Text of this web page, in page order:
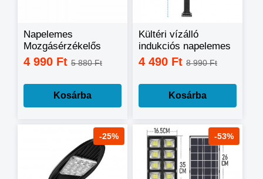
Napelemes
Mozgásérzékelős
LED Lámpa FL-
1725B
4 990 Ft 5 880 Ft
Kosárba
Kültéri vízálló
indukciós napelemes
LED fali lámpa
távirányítóval,
W777A
4 490 Ft 8 990 Ft
Kosárba
-25% -53%